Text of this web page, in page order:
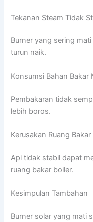
Tekanan Steam Tidak
Burner yang sering
turun naik.
Konsumsi Bahan Bakar
Pembakaran tidak
lebih boros.
Kerusakan Ruang Bakar
Api tidak stabil dapat
ruang bakar boiler.
Kesimpulan Tambahan
Burner solar yang mati